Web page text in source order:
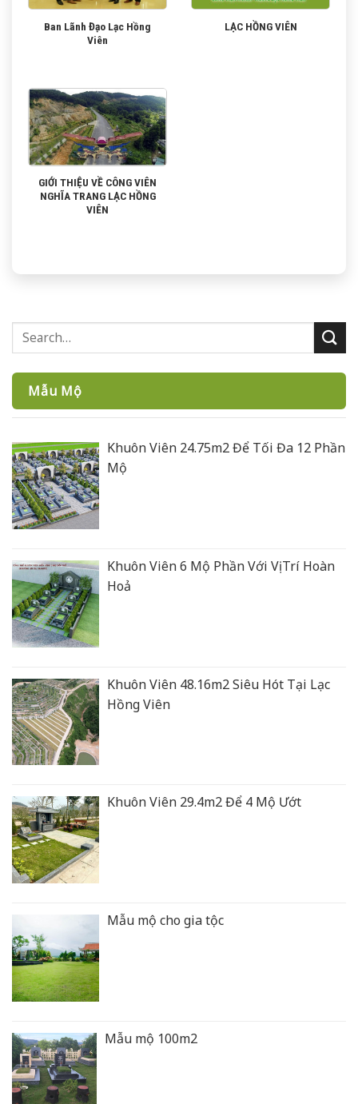
Ban Lãnh Đạo Lạc Hồng
Viên
LẠC HỒNG VIÊN
GIỚI THIỆU VỀ CÔNG VIÊN
NGHĨA TRANG LẠC HỒNG
VIÊN
Mẫu Mộ
Khuôn Viên 24.75m2 Để Tối Đa 12 Phần
Mộ
Khuôn Viên 6 Mộ Phần Với Vị Trí Hoàn
Hoả
Khuôn Viên 48.16m2 Siêu Hót Tại Lạc
Hồng Viên
Khuôn Viên 29.4m2 Để 4 Mộ Ướt
Mẫu mộ cho gia tộc
Mẫu mộ 100m2